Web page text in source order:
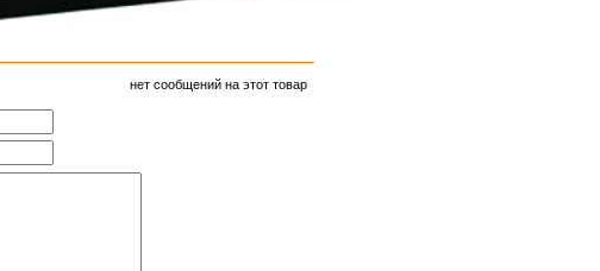
нет сообщений на этот товар